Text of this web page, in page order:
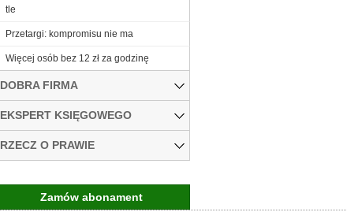
tle
Przetargi: kompromisu nie ma
Więcej osób bez 12 zł za godzinę
DOBRA FIRMA
EKSPERT KSIĘGOWEGO
RZECZ O PRAWIE
Zamów abonament